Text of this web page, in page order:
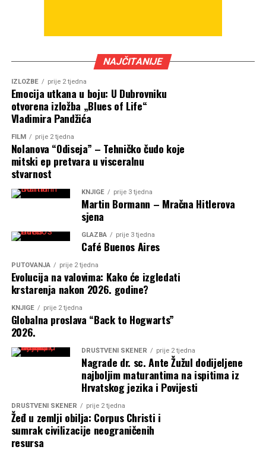
NAJČITANIJE
IZLOŽBE prije 2 tjedna
Emocija utkana u boju: U Dubrovniku
otvorena izložba „Blues of Life“
Vladimira Pandžića
FILM prije 2 tjedna
Nolanova “Odiseja” – Tehničko čudo koje
mitski ep pretvara u visceralnu
stvarnost
KNJIGE prije 3 tjedna
Martin Bormann – Mračna Hitlerova
sjena
GLAZBA prije 3 tjedna
Café Buenos Aires
PUTOVANJA prije 2 tjedna
Evolucija na valovima: Kako će izgledati
krstarenja nakon 2026. godine?
KNJIGE prije 2 tjedna
Globalna proslava “Back to Hogwarts”
2026.
DRUŠTVENI SKENER prije 2 tjedna
Nagrade dr. sc. Ante Žužul dodijeljene
najboljim maturantima na ispitima iz
Hrvatskog jezika i Povijesti
DRUŠTVENI SKENER prije 2 tjedna
Žeđ u zemlji obilja: Corpus Christi i
sumrak civilizacije neograničenih
resursa